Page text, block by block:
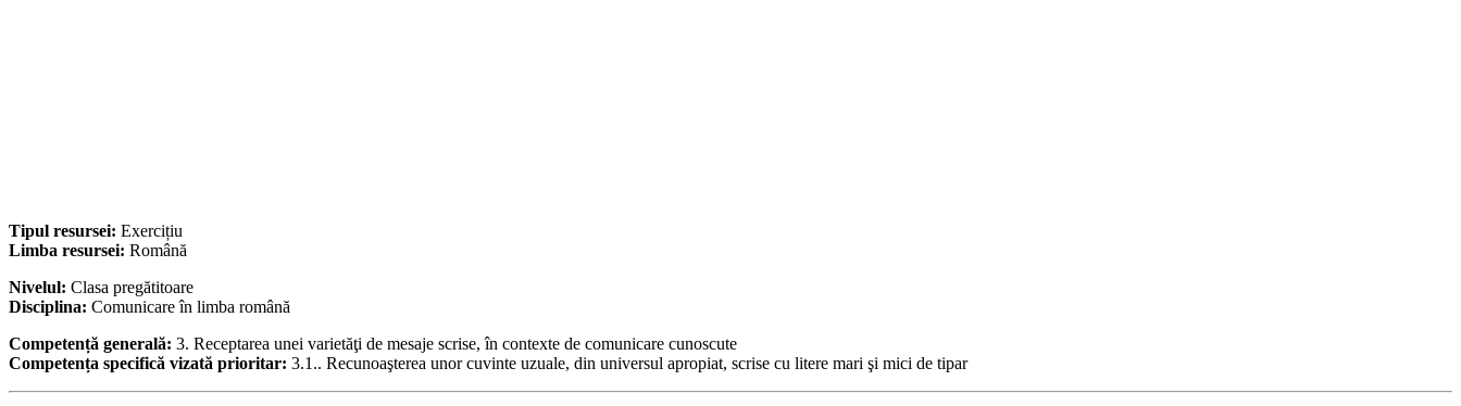
Tipul resursei: Exercițiu
Limba resursei: Română
Nivelul: Clasa pregătitoare
Disciplina: Comunicare în limba română
Competență generală: 3. Receptarea unei varietăţi de mesaje scrise, în contexte de comunicare cunoscute
Competența specifică vizată prioritar: 3.1.. Recunoaşterea unor cuvinte uzuale, din universul apropiat, scrise cu litere mari şi mici de tipar